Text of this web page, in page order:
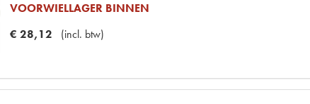
VOORWIELLAGER BINNEN
€ 28,12 (incl. btw)